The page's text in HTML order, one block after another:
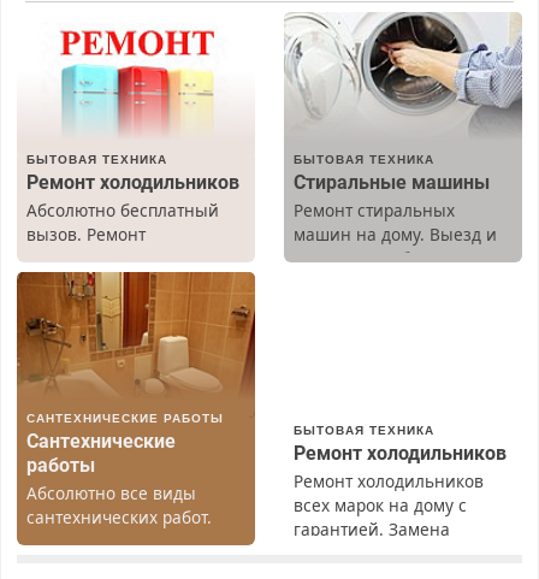
БЫТОВАЯ ТЕХНИКА
Ремонт холодильников
Абсолютно бесплатный
вызов. Ремонт
холодильников всех
марок на дому, с
гарантией. Все р-ны.
Срочно. Без выходных.
Пенсионерам – скидки до
40%. Мастер со стажем.
БЫТОВАЯ ТЕХНИКА
Стиральные машины
Ремонт стиральных
машин на дому. Выезд и
диагностика бесплатно.
САНТЕХНИЧЕСКИЕ РАБОТЫ
Сантехнические
работы
Абсолютно все виды
сантехнических работ.
Быстро. Качественно.
БЫТОВАЯ ТЕХНИКА
Ремонт холодильников
Ремонт холодильников
всех марок на дому с
гарантией. Замена